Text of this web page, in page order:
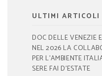
ULTIMI ARTICOLI
DOC DELLE VENEZIE
NEL 2026 LA
PER L’AMBIENTE
SERE FAI D’ESTATE